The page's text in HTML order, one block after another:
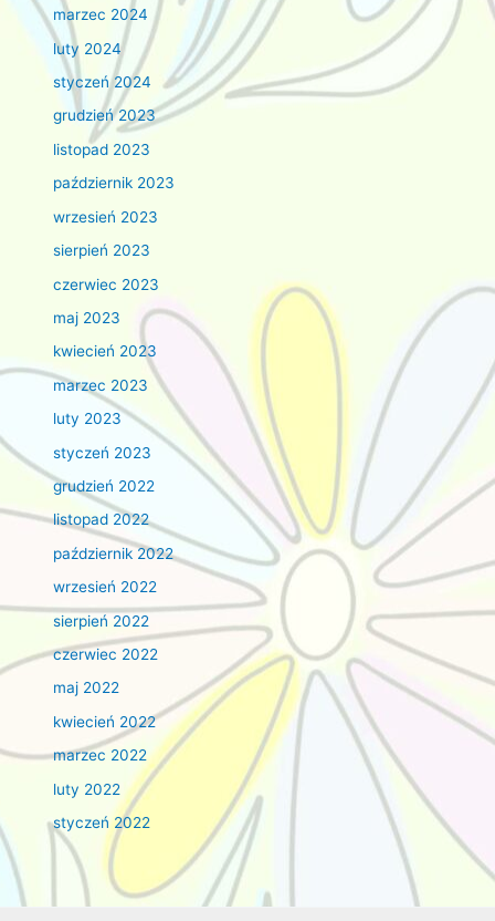
marzec 2024
luty 2024
styczeń 2024
grudzień 2023
listopad 2023
październik 2023
wrzesień 2023
sierpień 2023
czerwiec 2023
maj 2023
kwiecień 2023
marzec 2023
luty 2023
styczeń 2023
grudzień 2022
listopad 2022
październik 2022
wrzesień 2022
sierpień 2022
czerwiec 2022
maj 2022
kwiecień 2022
marzec 2022
luty 2022
styczeń 2022